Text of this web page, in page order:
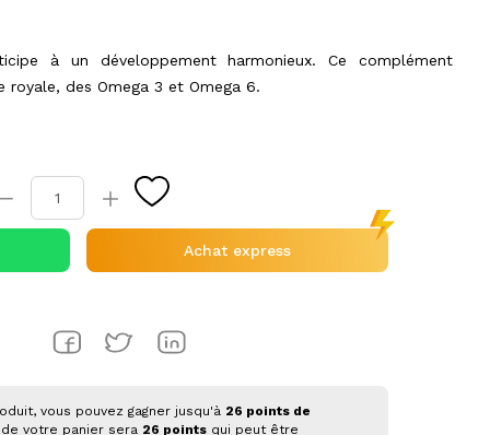
à un développement harmonieux. Ce complément
des Omega 3 et Omega 6.
Achat express
vous pouvez gagner jusqu'à 26 points de
votre panier sera 26 pointsqui peut être